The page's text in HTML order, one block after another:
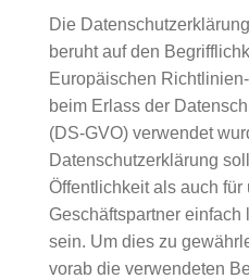
Die
beruht auf den
Europäischen
beim Erlass der
(DS-GVO) verwendet
Datenschutzerklärung
Öffentlichkeit als auch für
Geschäftspartner
sein. Um dies zu
vorab die verwendeten